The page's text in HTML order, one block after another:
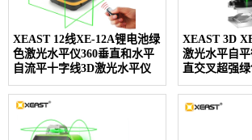
XEAST 12线XE-12A锂电池绿
色激光水平仪360垂直和水平
自流平十字线3D激光水平仪
XEAST 3D
激光水平自
直交叉超强